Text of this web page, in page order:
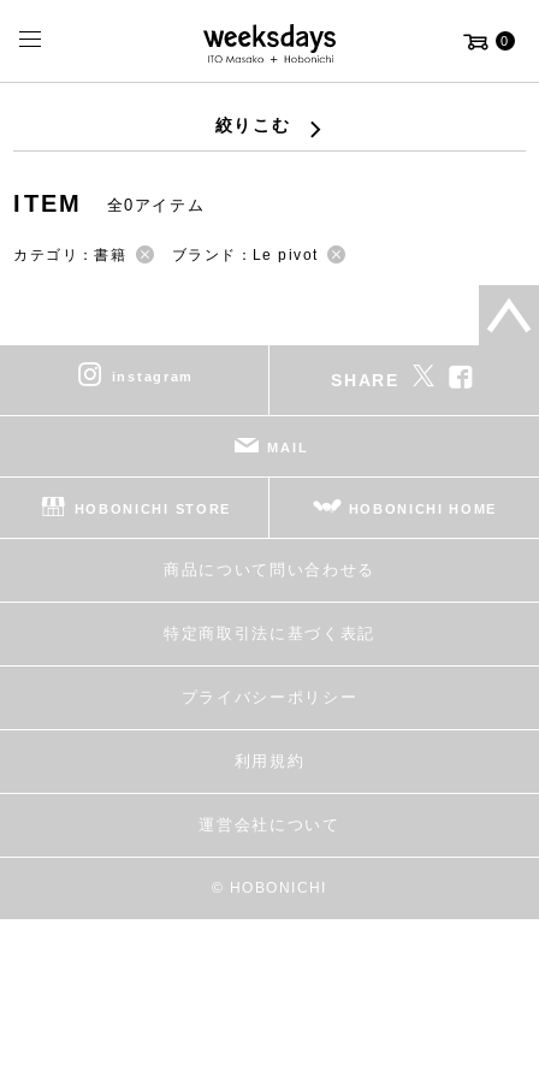
0
絞りこむ
ITEM 全0アイテム
カテゴリ：書籍 ブランド：Le pivot
instagram SHARE
MAIL
HOBONICHI STORE HOBONICHI HOME
商品について問い合わせる
特定商取引法に基づく表記
プライバシーポリシー
利用規約
運営会社について
© HOBONICHI